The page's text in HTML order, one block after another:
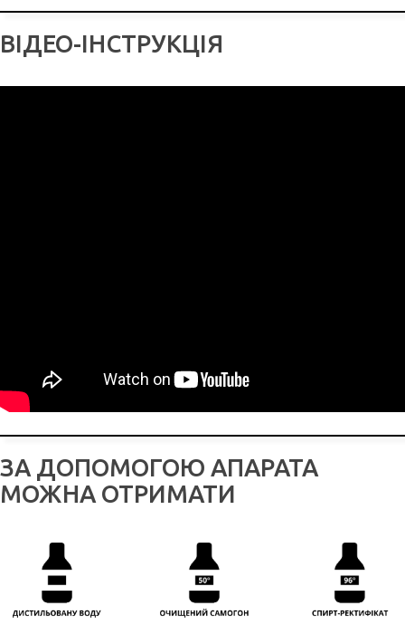
ВІДЕО-ІНСТРУКЦІЯ
ЗА ДОПОМОГОЮ АПАРАТА
МОЖНА ОТРИМАТИ